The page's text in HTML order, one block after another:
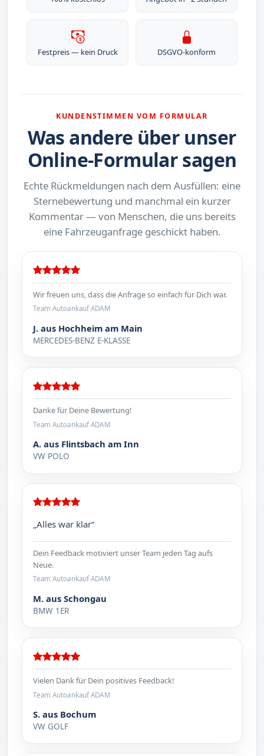
Festpreis — kein Druck DSGVO-konform
KUNDENSTIMMEN VOM FORMULAR
Was andere über unser
Online-Formular sagen
Echte Rückmeldungen nach dem Ausfüllen: eine
Sternebewertung und manchmal ein kurzer
Kommentar — von Menschen, die uns bereits
eine Fahrzeuganfrage geschickt haben.
Wir freuen uns, dass die Anfrage so einfach für Dich war.
Team Autoankauf ADAM
J. aus Hochheim am Main
MERCEDES-BENZ E-KLASSE
Danke für Deine Bewertung!
Team Autoankauf ADAM
A. aus Flintsbach am Inn
VW POLO
„Alles war klar“
Dein Feedback motiviert unser Team jeden Tag aufs
Neue.
Team Autoankauf ADAM
M. aus Schongau
BMW 1ER
Vielen Dank für Dein positives Feedback!
Team Autoankauf ADAM
S. aus Bochum
VW GOLF